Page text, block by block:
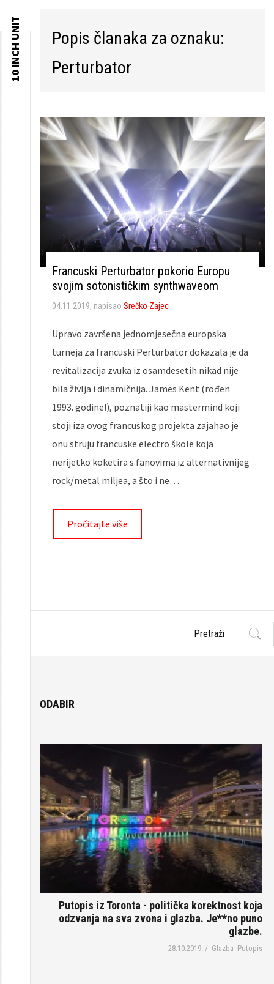
Popis članaka za oznaku:
Perturbator
Francuski Perturbator pokorio Europu
svojim sotonističkim synthwaveom
04.11.2019, napisao Srečko Zajec
Upravo završena jednomjesečna europska
turneja za francuski Perturbator dokazala je da
revitalizacija zvuka iz osamdesetih nikad nije
bila življa i dinamičnija. James Kent (rođen
1993. godine!), poznatiji kao mastermind koji
stoji iza ovog francuskog projekta zajahao je
onu struju francuske electro škole koja
nerijetko koketira s fanovima iz alternativnijeg
rock/metal miljea, a što i ne…
Pročitajte više
ODABIR
Putopis iz Toronta - politička korektnost koja
odzvanja na sva zvona i glazba. Je**no puno
glazbe.
28.10.2019. / Glazba Putopis
10 INCH UNIT
Skip to